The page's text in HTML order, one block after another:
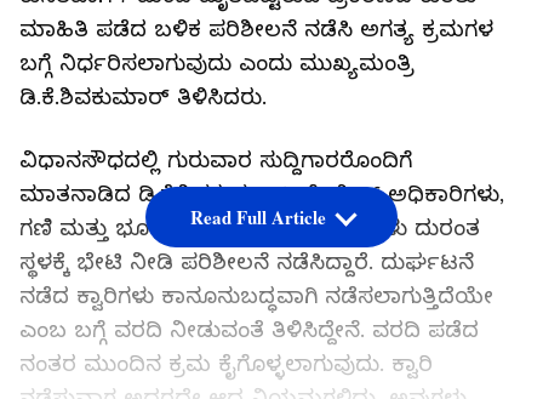
ಮಾಹಿತಿ ಪಡೆದ ಬಳಿಕ ಪರಿಶೀಲನೆ ನಡೆಸಿ ಅಗತ್ಯ ಕ್ರಮಗಳ
ಬಗ್ಗೆ ನಿರ್ಧರಿಸಲಾಗುವುದು ಎಂದು ಮುಖ್ಯಮಂತ್ರಿ
ಡಿ.ಕೆ.ಶಿವಕುಮಾರ್‌ ತಿಳಿಸಿದರು.
ವಿಧಾನಸೌಧದಲ್ಲಿ ಗುರುವಾರ ಸುದ್ದಿಗಾರರೊಂದಿಗೆ
ಮಾತನಾಡಿದ ಡಿ.ಕೆ.ಶಿವಕುಮಾರ್‌, ಪೊಲೀಸ್‌ ಅಧಿಕಾರಿಗಳು,
ಗಣಿ ಮತ್ತು ಭೂ ವಿಜ್ಞಾನ ಇಲಾಖೆ ಅಧಿಕಾರಿಗಳು ದುರಂತ
ಸ್ಥಳಕ್ಕೆ ಭೇಟಿ ನೀಡಿ ಪರಿಶೀಲನೆ ನಡೆಸಿದ್ದಾರೆ. ದುರ್ಘಟನೆ
ನಡೆದ ಕ್ವಾರಿಗಳು ಕಾನೂನುಬದ್ಧವಾಗಿ ನಡೆಸಲಾಗುತ್ತಿದೆಯೇ
ಎಂಬ ಬಗ್ಗೆ ವರದಿ ನೀಡುವಂತೆ ತಿಳಿಸಿದ್ದೇನೆ. ವರದಿ ಪಡೆದ
ನಂತರ ಮುಂದಿನ ಕ್ರಮ ಕೈಗೊಳ್ಳಲಾಗುವುದು. ಕ್ವಾರಿ
Read Full Article